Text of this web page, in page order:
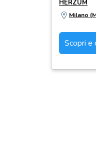
HERZUM
Milano
Scopri e